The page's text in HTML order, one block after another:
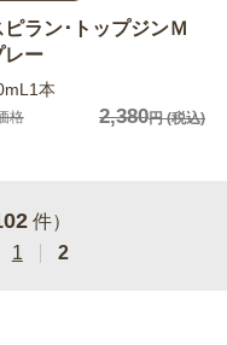
ピラン･トップジンＭ
レー
本
格 2,380円(税込)
件）
1 2